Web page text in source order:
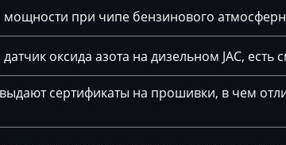
17.5.21
Bosch MED17.1.27
Bosch MED17.1.61(62)
мощности при чипе бензинового
оксида азота на дизельном JAC, есть
сертификаты на прошивки, в чем